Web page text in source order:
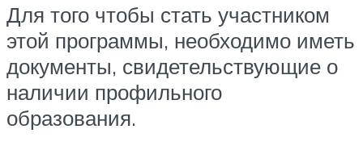
Для того чтобы стать участником
этой программы, необходимо иметь
документы, свидетельствующие о
наличии профильного
образования.